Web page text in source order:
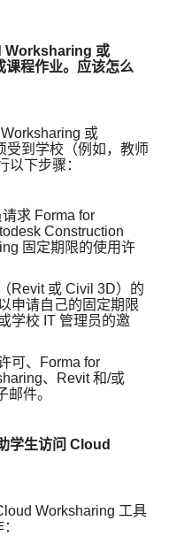
Worksharing 或
程作业。应该怎么
或
受到学校（例如，教师
以下步骤：
求 Forma for
Construction
固定期限的使用许
Revit 或 Civil 3D）的
申请自己的固定期限
学校 IT 管理员的邀
可、Forma for
、Revit 和/或
邮件。
学生访问 Cloud
Worksharing 工具